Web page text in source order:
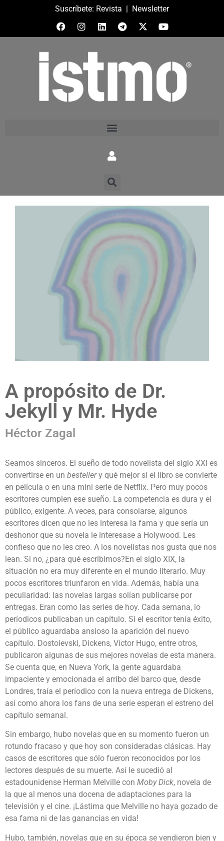
Suscríbete: Revista | Newsletter
A propósito de Dr.
Jekyll y Mr. Hyde
Héctor Zagal
Seamos sinceros. El sueño de todo novelista del siglo XXI es
convertirse en un bestellery qué mejor si el libro se convierte
en película o en una mini serie de Netflix. Pero muy pocos
escritores cumplen ese sueño. La competencia es dura y el
público, exigente. A veces, para consolarse, algunos
escritores dicen que no les interesa la fama y que sería un
deshonor que su novela le interesase a Holywood. Les
confieso que no les creo. A los novelistas nos gusta que nos
lean. Si no, ¿para qué escribimos?En el siglo XIX, la
situación no era muy diferente en el mundo literario. Muy
pocos escritores triunfaron en vida. Además, había una
peculiaridad: las novelas largas solían publicarse por
entregas. Eran como las series de hoy. Cada semana, lo
períodicos publicaban un capítulo. Si el escritor tenía éxito,
el público aguardaba ansioso la aparición del nuevo
capítulo. Dostoievski, Dickens, Víctor Hugo, entre otros,
publicaron algunas de sus mejores novelas de esta manera.
Se cuenta que, en Nueva York, la gente aguardaba
impaciente y emocionada el arribo del barco que, desde
Londres, traía el períodico con la nueva entrega de Dickens,
así como ahora los fans de una serie esperan el estreno del
capítulo semanal.
Sin embargo, hubo novelas que en su momento fueron un
rotundo fracaso y que hoy son consideradas clásicas. Hay
casos de escritores que sólo fueron reconocidos por los
lectores después de su muerte. Así le sucedió al
estadounidense Herman Melville con Moby Dick, novela de
la que al menos una docena de adaptaciones para la
televisión y el cine. ¡Lástima que Melville no haya gozado de
esa fama ni de las ganancias en vida!
Hubo, también, novelas que en su época se vendieron bien y